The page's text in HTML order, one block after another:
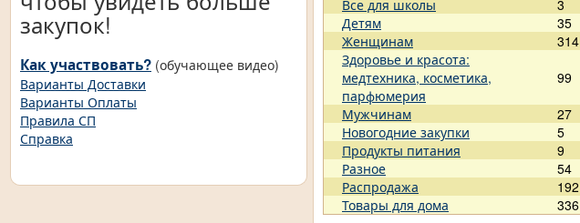
закупок!
Как участвовать? (обучающее видео)
Варианты Доставки
Варианты Оплаты
Правила СП
Справка
Все для школы
3
Детям
35
Женщинам
314
Здоровье и красота:
медтехника, косметика,
парфюмерия
99
Мужчинам
27
Новогодние закупки
5
Продукты питания
9
Разное
54
Распродажа
192
Товары для дома
336